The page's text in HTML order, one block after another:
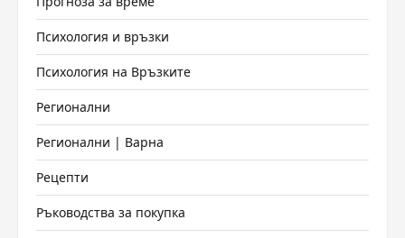
Психология и връзки
Психология на Връзките
Регионални
Регионални | Варна
Рецепти
Ръководства за покупка